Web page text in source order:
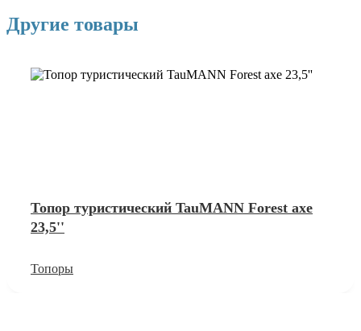
Другие товары
Топор туристический TauMANN Forest axe
23,5''
Топоры